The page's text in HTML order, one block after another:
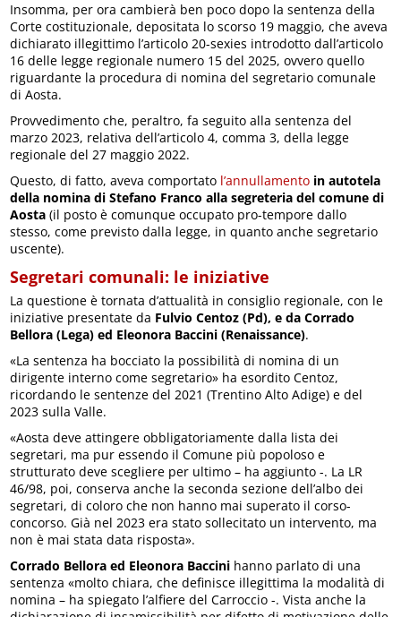
Insomma, per ora cambierà ben poco dopo la sentenza della
Corte costituzionale, depositata lo scorso 19 maggio, che aveva
dichiarato illegittimo l’articolo 20-sexies introdotto dall’articolo
16 delle legge regionale numero 15 del 2025, ovvero quello
riguardante la procedura di nomina del segretario comunale
di Aosta.
Provvedimento che, peraltro, fa seguito alla sentenza del
marzo 2023, relativa dell’articolo 4, comma 3, della legge
regionale del 27 maggio 2022.
Questo, di fatto, aveva comportato l’annullamento in autotela
della nomina di Stefano Franco alla segreteria del comune di
Aosta (il posto è comunque occupato pro-tempore dallo
stesso, come previsto dalla legge, in quanto anche segretario
uscente).
Segretari comunali: le iniziative
La questione è tornata d’attualità in consiglio regionale, con le
iniziative presentate da Fulvio Centoz (Pd), e da Corrado
Bellora (Lega) ed Eleonora Baccini (Renaissance).
«La sentenza ha bocciato la possibilità di nomina di un
dirigente interno come segretario» ha esordito Centoz,
ricordando le sentenze del 2021 (Trentino Alto Adige) e del
2023 sulla Valle.
«Aosta deve attingere obbligatoriamente dalla lista dei
segretari, ma pur essendo il Comune più popoloso e
strutturato deve scegliere per ultimo – ha aggiunto -. La LR
46/98, poi, conserva anche la seconda sezione dell’albo dei
segretari, di coloro che non hanno mai superato il corso-
concorso. Già nel 2023 era stato sollecitato un intervento, ma
non è mai stata data risposta».
Corrado Bellora ed Eleonora Baccini hanno parlato di una
sentenza «molto chiara, che definisce illegittima la modalità di
nomina – ha spiegato l’alfiere del Carroccio -. Vista anche la